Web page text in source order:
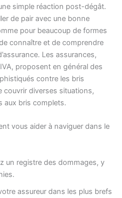
simple réaction post-dégât.
de pair avec une bonne
pour beaucoup de formes
connaître et de comprendre
Les assurances,
proposent en général des
contre les bris
couvrir diverses situations,
aux bris complets.
vous aider à naviguer dans le
un registre des dommages, y
assureur dans les plus brefs